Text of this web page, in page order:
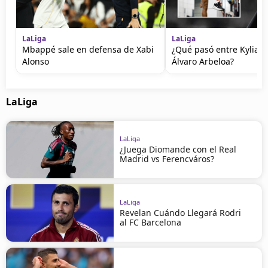
LaLiga
Mbappé sale en defensa de Xabi
Alonso
LaLiga
¿Qué pasó entre
Álvaro Arbeloa?
LaLiga
LaLiga
¿Juega Diomande con el Real
Madrid vs Ferencváros?
LaLiga
Revelan Cuándo Llegará Rodri
al FC Barcelona